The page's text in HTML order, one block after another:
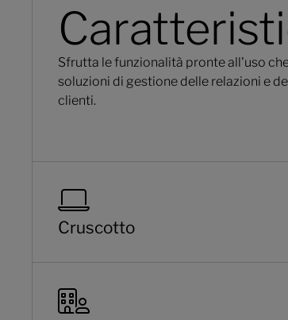
Sfrutta le funzionalità pronte all'uso
soluzioni di gestione delle relazioni e
clienti.
Cruscotto